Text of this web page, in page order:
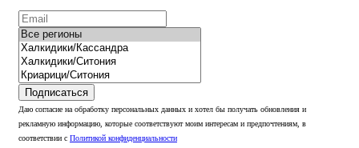
Подписаться
Даю согласие на обработку персональных данных и хотел бы получать обновления и
рекламную информацию, которые соответствуют моим интересам и предпочтениям, в
соответствии с Политикой конфиденциальности